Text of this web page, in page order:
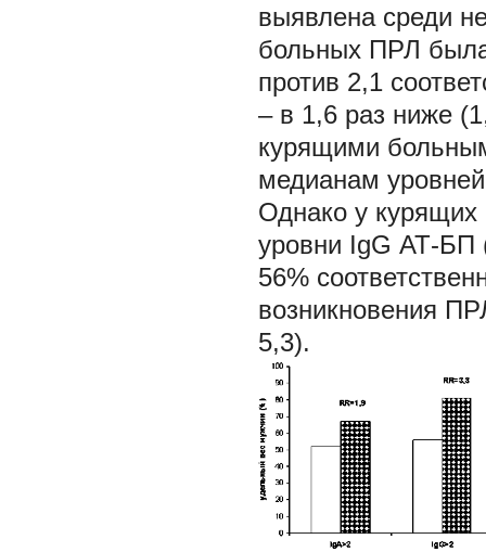
выявлена среди
больных ПРЛ
против 2,1
– в 1,6 раз ниже
курящими
медианам
Однако у
уровни IgG АТ-БП
56%
возникновения
5,3).